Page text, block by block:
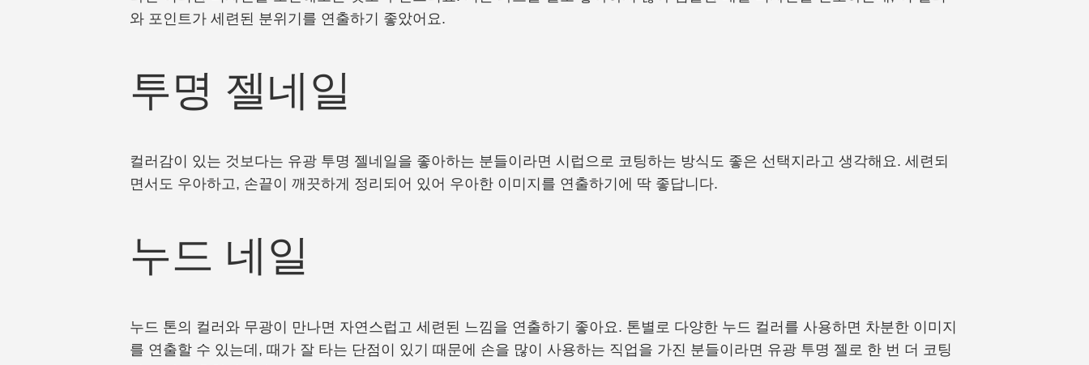
와 포인트가 세련된 분위기를 연출하기 좋았어요.
투명 젤네일
컬러감이 있는 것보다는 유광 투명 젤네일을 좋아하는 분들이라면 시럽으로 코팅하는 방식도 좋은 선택지라고 생각해요. 세련되
면서도 우아하고, 손끝이 깨끗하게 정리되어 있어 우아한 이미지를 연출하기에 딱 좋답니다.
누드 네일
누드 톤의 컬러와 무광이 만나면 자연스럽고 세련된 느낌을 연출하기 좋아요. 톤별로 다양한 누드 컬러를 사용하면 차분한 이미지
를 연출할 수 있는데, 때가 잘 타는 단점이 있기 때문에 손을 많이 사용하는 직업을 가진 분들이라면 유광 투명 젤로 한 번 더 코팅